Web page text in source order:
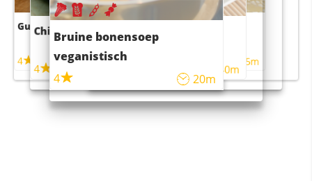
Guacamole
4
Chili con carne
4 45m
Bruine bonensoep
veganistisch
4
20m
Sushi rijstsalade
maaltijdsalade
40m
4 55m